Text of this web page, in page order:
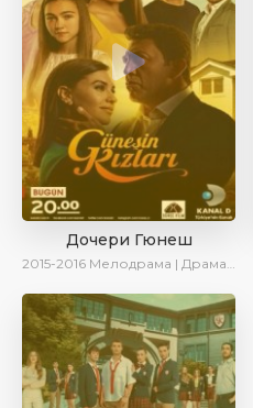
Дочери Гюнеш
2015-2016 Мелодрама | Драма | Комедия